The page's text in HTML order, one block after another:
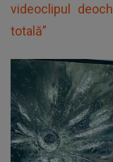
videoclipul
totală”